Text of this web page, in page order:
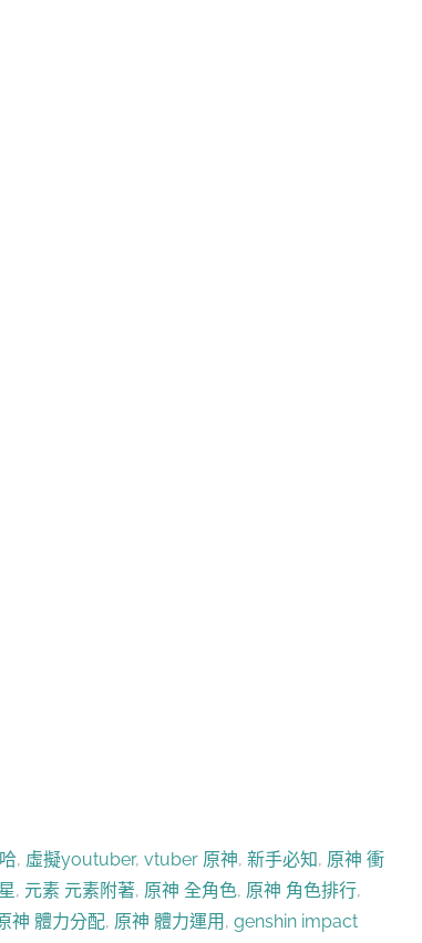
, 虛擬youtuber, vtuber 原神, 新手必知, 原神 衝
, 元素 元素附著, 原神 全角色, 原神 角色排行,
神 體力分配, 原神 體力運用 , genshin impact